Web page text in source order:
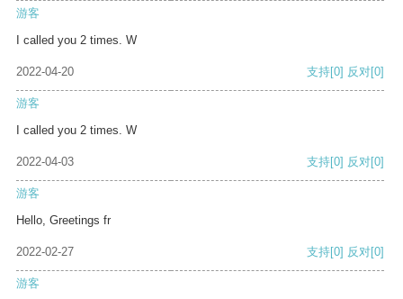
游客
I called you 2 times. W
2022-04-20 支持[0] 反对[0]
游客
I called you 2 times. W
2022-04-03 支持[0] 反对[0]
游客
Hello, Greetings fr
2022-02-27 支持[0] 反对[0]
游客